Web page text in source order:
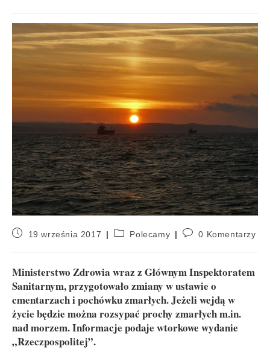
19 września 2017 Polecamy 0 Komentarzy
Ministerstwo Zdrowia wraz z Głównym Inspektoratem
Sanitarnym, przygotowało zmiany w ustawie o
cmentarzach i pochówku zmarłych. Jeżeli wejdą w
życie będzie można rozsypać prochy zmarłych m.in.
nad morzem. Informacje podaje wtorkowe wydanie
„Rzeczpospolitej”.